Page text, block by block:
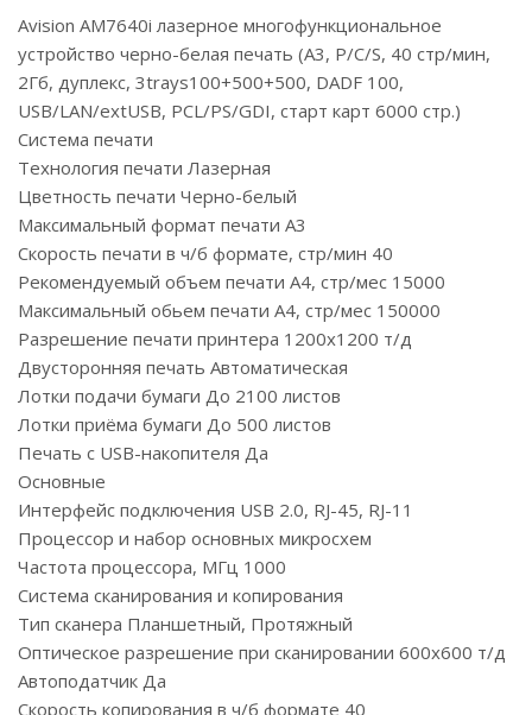
Avision AM7640i лазерное многофункциональное
устройство черно-белая печать (A3, P/C/S, 40 стр/мин,
2Гб, дуплекс, 3trays100+500+500, DADF 100,
USB/LAN/extUSB, PCL/PS/GDI, старт карт 6000 стр.)
Система печати
Технология печати Лазерная
Цветность печати Черно-белый
Максимальный формат печати A3
Скорость печати в ч/б формате, стр/мин 40
Рекомендуемый объем печати А4, стр/мес 15000
Максимальный обьем печати А4, стр/мес 150000
Разрешение печати принтера 1200x1200 т/д
Двусторонняя печать Автоматическая
Лотки подачи бумаги До 2100 листов
Лотки приёма бумаги До 500 листов
Печать с USB-накопителя Да
Основные
Интерфейс подключения USB 2.0, RJ-45, RJ-11
Процессор и набор основных микросхем
Частота процессора, МГц 1000
Система сканирования и копирования
Тип сканера Планшетный, Протяжный
Оптическое разрешение при сканировании 600x600 т/д
Автоподатчик Да
Скорость копирования в ч/б формате 40